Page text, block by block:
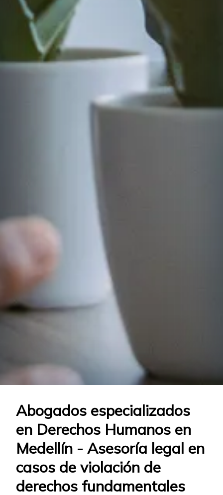
Abogados especializados
en Derechos Humanos en
Medellín - Asesoría legal en
casos de violación de
derechos fundamentales